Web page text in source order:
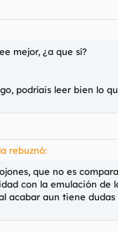
pequeñitas, de las que
funcionales, y
hasta el final, eyacular,
Sería un tercer grupo:
un poco humedecida, y
humedecidos en agua y
inseguras, celosas
es sinónimo de
mejor, ¿a que sí?
podríais leer bien lo
rebuznó:
que no es
con la emulación de
acabar aun tiene dudas